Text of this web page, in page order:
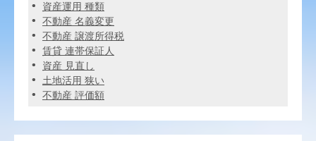
資産運用 種類
不動産 名義変更
不動産 譲渡所得税
賃貸 連帯保証人
資産 見直し
土地活用 狭い
不動産 評価額